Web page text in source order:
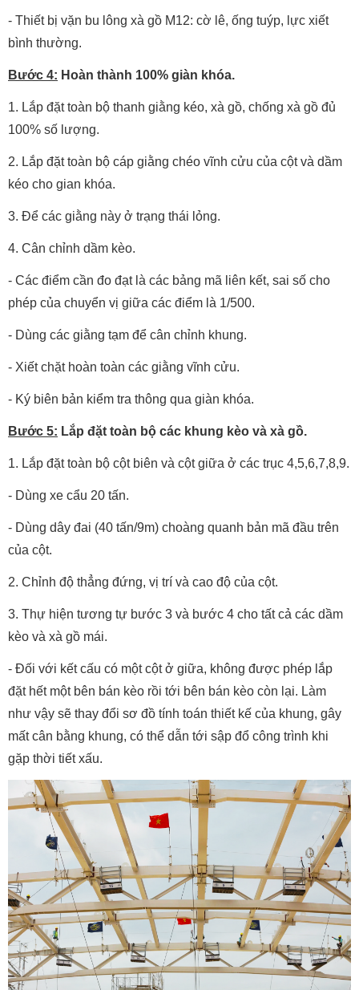
- Thiết bị vặn bu lông xà gồ M12: cờ lê, ống tuýp, lực xiết
bình thường.
Bước 4: Hoàn thành 100% giàn khóa.
1. Lắp đặt toàn bộ thanh giằng kéo, xà gồ, chống xà gồ đủ
100% số lượng.
2. Lắp đặt toàn bộ cáp giằng chéo vĩnh cửu của cột và dầm
kéo cho gian khóa.
3. Để các giằng này ở trạng thái lỏng.
4. Cân chỉnh dầm kèo.
- Các điểm cần đo đạt là các bảng mã liên kết, sai số cho
phép của chuyển vị giữa các điểm là 1/500.
- Dùng các giằng tạm để cân chỉnh khung.
- Xiết chặt hoàn toàn các giằng vĩnh cửu.
- Ký biên bản kiểm tra thông qua giàn khóa.
Bước 5: Lắp đặt toàn bộ các khung kèo và xà gồ.
1. Lắp đặt toàn bộ cột biên và cột giữa ở các trục 4,5,6,7,8,9.
- Dùng xe cẩu 20 tấn.
- Dùng dây đai (40 tấn/9m) choàng quanh bản mã đầu trên
của cột.
2. Chỉnh độ thẳng đứng, vị trí và cao độ của cột.
3. Thự hiện tương tự bước 3 và bước 4 cho tất cả các dầm
kèo và xà gồ mái.
- Đối với kết cấu có một cột ở giữa, không được phép lắp
đặt hết một bên bán kèo rồi tới bên bán kèo còn lại. Làm
như vậy sẽ thay đổi sơ đồ tính toán thiết kế của khung, gây
mất cân bằng khung, có thể dẫn tới sập đổ công trình khi
gặp thời tiết xấu.